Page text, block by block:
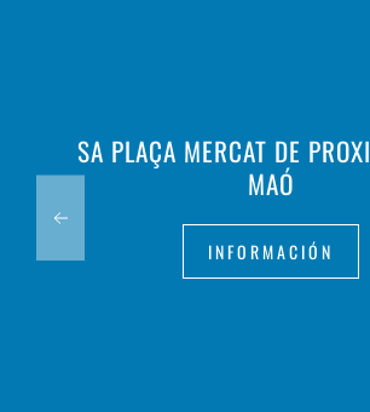
SA PLAÇA MERCAT DE
MAÓ
INFORMACIÓN